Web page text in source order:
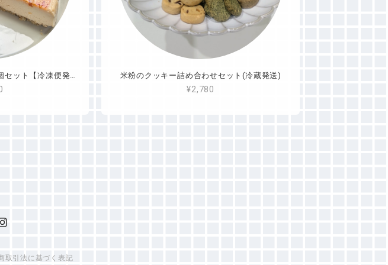
あんずのチーズケーキ 3個セット【冷凍便発送】 米粉のクッキー詰め合わせセット(冷蔵発送)
¥2,780
取引法に基づく表記